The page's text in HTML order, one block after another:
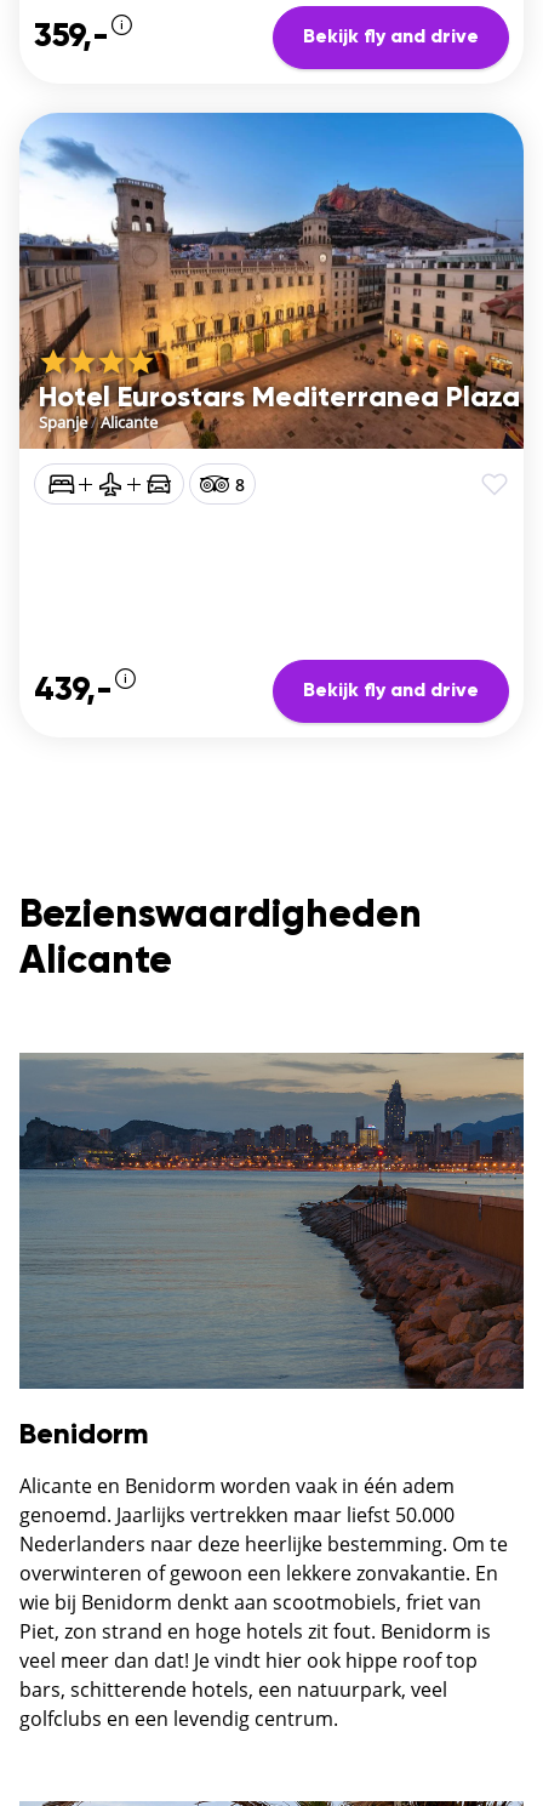
359,- Bekijk fly and drive
Hotel Eurostars Mediterranea Plaza
Spanje/Alicante
8
439,- Bekijk fly and drive
Bezienswaardigheden
Alicante
Benidorm
Alicante en Benidorm worden vaak in één adem
genoemd. Jaarlijks vertrekken maar liefst 50.000
Nederlanders naar deze heerlijke bestemming. Om te
overwinteren of gewoon een lekkere zonvakantie. En
wie bij Benidorm denkt aan scootmobiels, friet van
Piet, zon strand en hoge hotels zit fout. Benidorm is
veel meer dan dat! Je vindt hier ook hippe roof top
bars, schitterende hotels, een natuurpark, veel
golfclubs en een levendig centrum.